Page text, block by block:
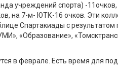
учреждений спорта) -
на 7-м- ЮТК-16 очков. Эти
Спартакиады с
«Образование»,
в феврале. Есть время для